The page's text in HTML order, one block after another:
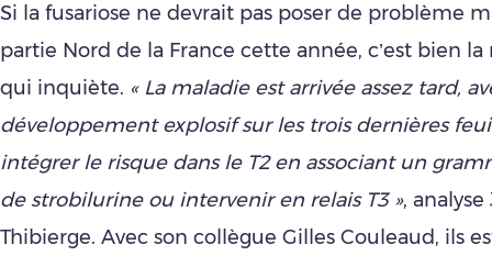
Si la fusariose ne devrait pas poser de problème
partie Nord de la France cette année, c’est bien
qui inquiète. « La maladie est arrivée assez tard,
développement explosif sur les trois dernières
intégrer le risque dans le T2 en associant un
de strobilurine ou intervenir en relais T3 »,
Thibierge. Avec son collègue Gilles Couleaud, ils